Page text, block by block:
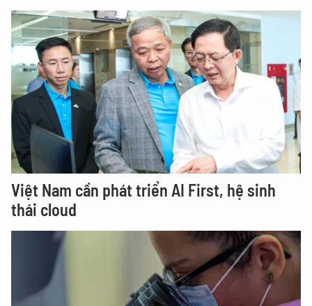
Việt Nam cần phát triển AI First, hệ sinh
thái cloud